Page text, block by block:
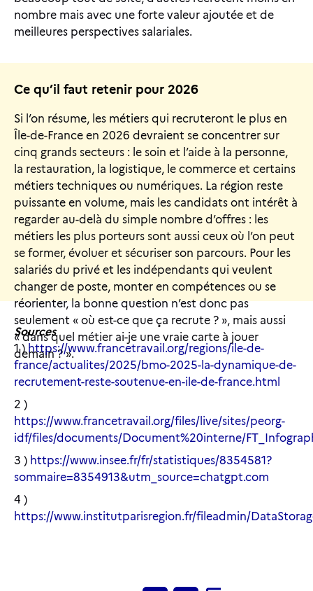
nombre mais avec une forte valeur ajoutée et de
meilleures perspectives salariales.
Ce qu’il faut retenir pour 2026
Si l’on résume, les métiers qui recruteront le plus en
Île-de-France en 2026 devraient se concentrer sur
cinq grands secteurs : le soin et l’aide à la personne,
la restauration, la logistique, le commerce et certains
métiers techniques ou numériques. La région reste
puissante en volume, mais les candidats ont intérêt à
regarder au-delà du simple nombre d’offres : les
métiers les plus porteurs sont aussi ceux où l’on peut
se former, évoluer et sécuriser son parcours. Pour les
salariés du privé et les indépendants qui veulent
changer de poste, monter en compétences ou se
réorienter, la bonne question n’est donc pas
seulement « où est-ce que ça recrute ? », mais aussi
« dans quel métier ai-je une vraie carte à jouer
demain ? ».
Sources
1 )https://www.francetravail.org/regions/ile-de-
france/actualites/2025/bmo-2025-la-dynamique-de-
recrutement-reste-soutenue-en-ile-de-france.html
2 )
https://www.francetravail.org/files/live/sites/peorg-
idf/files/documents/Document%20interne/
3 ) https://www.insee.fr/fr/statistiques/8354581?
sommaire=8354913&utm_source=chatgpt.com
4 )
https://www.institutparisregion.fr/fileadmin/